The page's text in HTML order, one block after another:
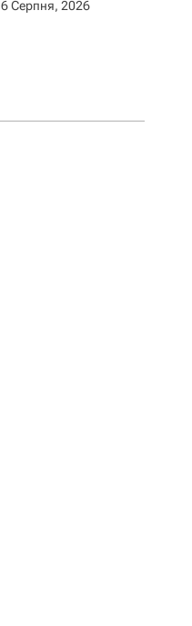
6 Серпня, 2026